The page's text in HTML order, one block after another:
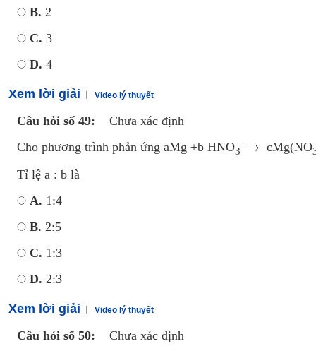
B. 2
C. 3
D. 4
Xem lời giải Video lý thuyết
Câu hỏi số 49:
Chưa xác định
Cho phương trình phản ứng aMg +b HNO3 cMg(NO
Tỉ lệ a : b là
A. 1:4
B. 2:5
C. 1:3
D. 2:3
Xem lời giải Video lý thuyết
Câu hỏi số 50:
Chưa xác định